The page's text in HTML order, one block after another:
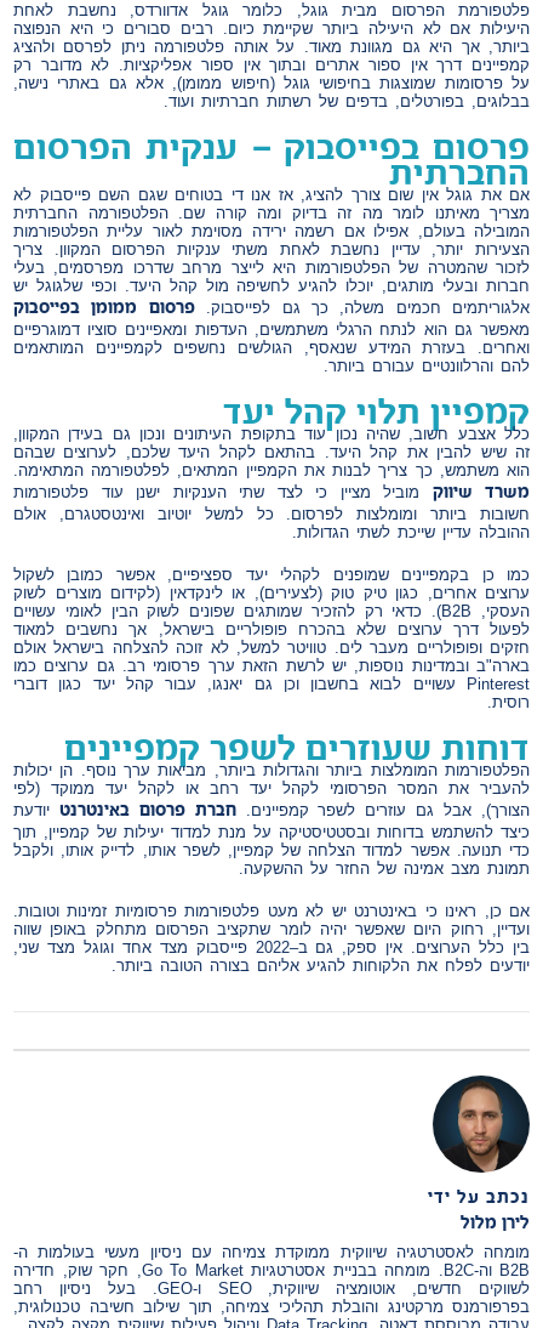
פלטפורמת הפרסום מבית גוגל, כלומר גוגל אדוורדס, נחשבת לאחת
היעילות אם לא היעילה ביותר שקיימת כיום. רבים סבורים כי היא הנפוצה
ביותר, אך היא גם מגוונת מאוד. על אותה פלטפורמה ניתן לפרסם ולהציג
קמפיינים דרך אין ספור אתרים ובתוך אין ספור אפליקציות. לא מדובר רק
על פרסומות שמוצגות בחיפושי גוגל (חיפוש ממומן), אלא גם באתרי נישה,
בבלוגים, בפורטלים, בדפים של רשתות חברתיות ועוד.
פרסום בפייסבוק – ענקית הפרסום
החברתית
אם את גוגל אין שום צורך להציג, אז אנו די בטוחים שגם השם פייסבוק לא
מצריך מאיתנו לומר מה זה בדיוק ומה קורה שם. הפלטפורמה החברתית
המובילה בעולם, אפילו אם רשמה ירידה מסוימת לאור עליית הפלטפורמות
הצעירות יותר, עדיין נחשבת לאחת משתי ענקיות הפרסום המקוון. צריך
לזכור שהמטרה של הפלטפורמות היא לייצר מרחב שדרכו מפרסמים, בעלי
חברות ובעלי מותגים, יוכלו להגיע לחשיפה מול קהל היעד. וכפי שלגוגל יש
אלגוריתמים חכמים משלה, כך גם לפייסבוק.פרסום ממומן בפייסבוק
מאפשר גם הוא לנתח הרגלי משתמשים, העדפות ומאפיינים סוציו דמוגרפיים
ואחרים. בעזרת המידע שנאסף, הגולשים נחשפים לקמפיינים המותאמים
להם והרלוונטיים עבורם ביותר.
קמפיין תלוי קהל יעד
כלל אצבע חשוב, שהיה נכון עוד בתקופת העיתונים ונכון גם בעידן המקוון,
זה שיש להבין את קהל היעד. בהתאם לקהל היעד שלכם, לערוצים שבהם
הוא משתמש, כך צריך לבנות את הקמפיין המתאים, לפלטפורמה המתאימה.
משרד שיווק מוביל מציין כי לצד שתי הענקיות ישנן עוד פלטפורמות
חשובות ביותר ומומלצות לפרסום. כל למשל יוטיוב ואינטסטגרם, אולם
ההובלה עדיין שייכת לשתי הגדולות.
כמו כן בקמפיינים שמופנים לקהלי יעד ספציפיים, אפשר כמובן לשקול
ערוצים אחרים, כגון טיק טוק (לצעירים), או לינקדאין (לקידום מוצרים לשוק
העסקי, B2B). כדאי רק להזכיר שמותגים שפונים לשוק הבין לאומי עשויים
לפעול דרך ערוצים שלא בהכרח פופולריים בישראל, אך נחשבים למאוד
חזקים ופופולריים מעבר לים. טוויטר למשל, לא זוכה להצלחה בישראל אולם
בארה"ב ובמדינות נוספות, יש לרשת הזאת ערך פרסומי רב. גם ערוצים כמו
Pinterest עשויים לבוא בחשבון וכן גם יאנגו, עבור קהל יעד כגון דוברי
רוסית.
דוחות שעוזרים לשפר קמפיינים
הפלטפורמות המומלצות ביותר והגדולות ביותר, מביאות ערך נוסף. הן יכולות
להעביר את המסר הפרסומי לקהל יעד רחב או לקהל יעד ממוקד (לפי
הצורך), אבל גם עוזרים לשפר קמפיינים.חברת פרסום באינטרנט יודעת
כיצד להשתמש בדוחות ובסטטיסטיקה על מנת למדוד יעילות של קמפיין, תוך
כדי תנועה. אפשר למדוד הצלחה של קמפיין, לשפר אותו, לדייק אותו, ולקבל
תמונת מצב אמינה של החזר על ההשקעה.
אם כן, ראינו כי באינטרנט יש לא מעט פלטפורמות פרסומיות זמינות וטובות.
ועדיין, רחוק היום שאפשר יהיה לומר שתקציב הפרסום מתחלק באופן שווה
בין כלל הערוצים. אין ספק, גם ב–2022 פייסבוק מצד אחד וגוגל מצד שני,
יודעים לפלח את הלקוחות להגיע אליהם בצורה הטובה ביותר.
נכתב על ידי
לירן מלול
מומחה לאסטרטגיה שיווקית ממוקדת צמיחה עם ניסיון מעשי בעולמות ה-
B2B וה-B2C. מומחה בבניית אסטרטגיות Go To Market, חקר שוק, חדירה
לשווקים חדשים, אוטומציה שיווקית, SEO ו-GEO. בעל ניסיון רחב
בפרפורמנס מרקטינג והובלת תהליכי צמיחה, תוך שילוב חשיבה טכנולוגית,